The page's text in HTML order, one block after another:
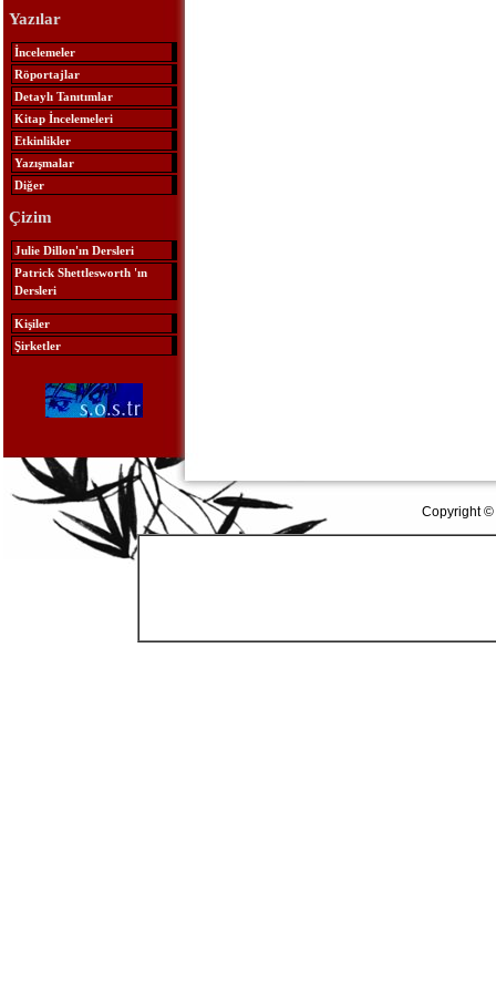
Yazılar
İncelemeler
Röportajlar
Detaylı Tanıtımlar
Kitap İncelemeleri
Etkinlikler
Yazışmalar
Diğer
Çizim
Julie Dillon'ın Dersleri
Patrick Shettlesworth 'ın
Dersleri
Kişiler
Şirketler
Copyright ©